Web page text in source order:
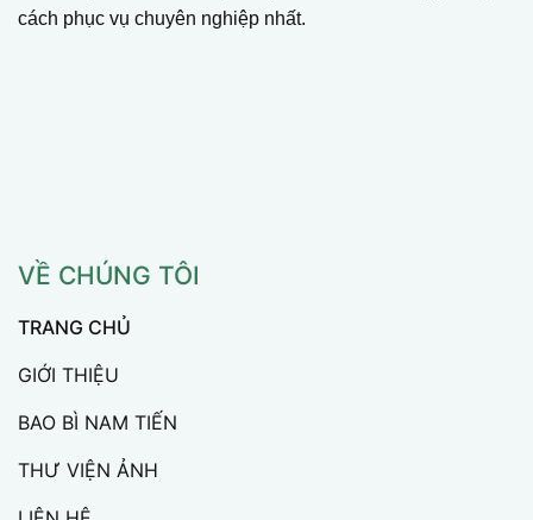
cách phục vụ chuyên nghiệp nhất.
VỀ CHÚNG TÔI
TRANG CHỦ
GIỚI THIỆU
BAO BÌ NAM TIẾN
THƯ VIỆN ẢNH